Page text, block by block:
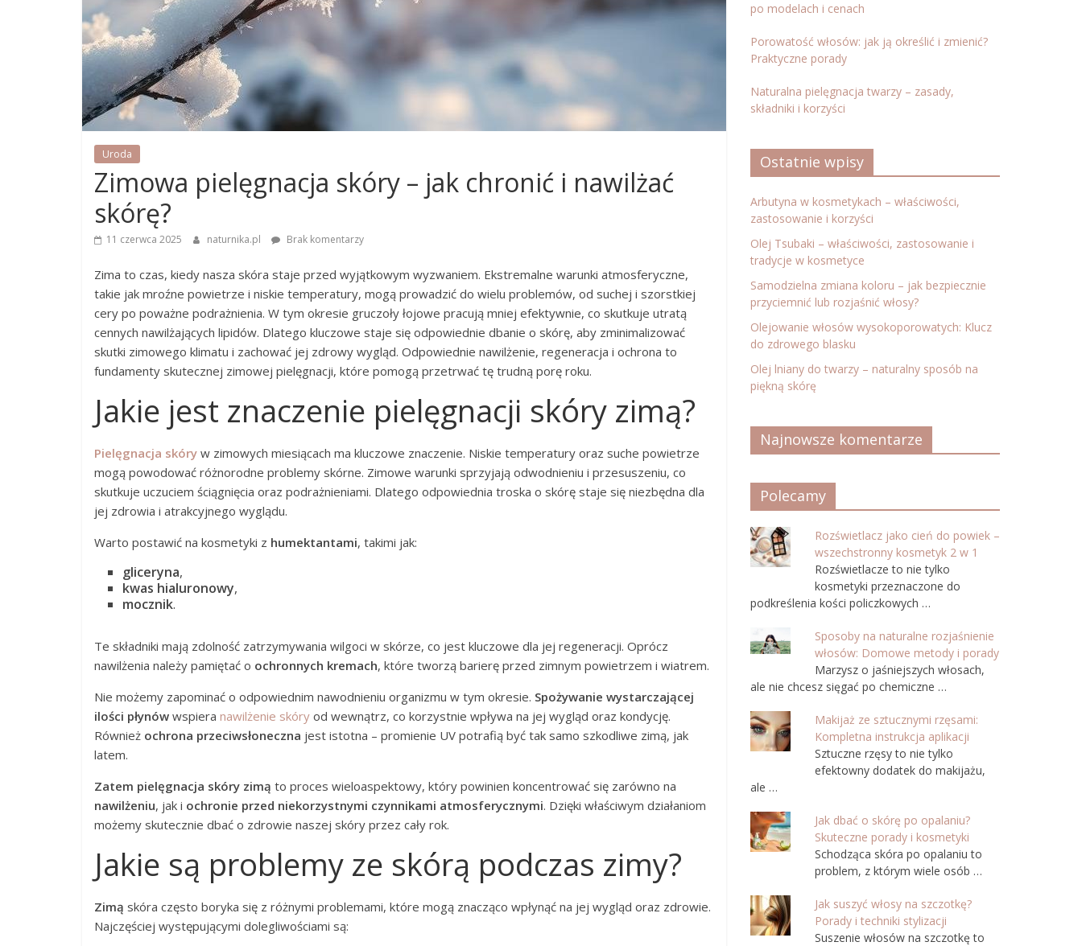
Uroda
Zimowa pielęgnacja skóry – jak chronić i nawilżać
skórę?
11 czerwca 2025 naturnika.pl Brak komentarzy
Zima to czas, kiedy nasza skóra staje przed wyjątkowym wyzwaniem. Ekstremalne warunki atmosferyczne,
takie jak mroźne powietrze i niskie temperatury, mogą prowadzić do wielu problemów, od suchej i szorstkiej
cery po poważne podrażnienia. W tym okresie gruczoły łojowe pracują mniej efektywnie, co skutkuje utratą
cennych nawilżających lipidów. Dlatego kluczowe staje się odpowiednie dbanie o skórę, aby zminimalizować
skutki zimowego klimatu i zachować jej zdrowy wygląd. Odpowiednie nawilżenie, regeneracja i ochrona to
fundamenty skutecznej zimowej pielęgnacji, które pomogą przetrwać tę trudną porę roku.
Jakie jest znaczenie pielęgnacji skóry zimą?
Pielęgnacja skóry w zimowych miesiącach ma kluczowe znaczenie. Niskie temperatury oraz suche powietrze
mogą powodować różnorodne problemy skórne. Zimowe warunki sprzyjają odwodnieniu i przesuszeniu, co
skutkuje uczuciem ściągnięcia oraz podrażnieniami. Dlatego odpowiednia troska o skórę staje się niezbędna dla
jej zdrowia i atrakcyjnego wyglądu.
Warto postawić na kosmetyki z humektantami, takimi jak:
gliceryna,
kwas hialuronowy,
mocznik.
Te składniki mają zdolność zatrzymywania wilgoci w skórze, co jest kluczowe dla jej regeneracji. Oprócz
nawilżenia należy pamiętać o ochronnych kremach, które tworzą barierę przed zimnym powietrzem i wiatrem.
Nie możemy zapominać o odpowiednim nawodnieniu organizmu w tym okresie. Spożywanie wystarczającej
ilości płynów wspiera nawilżenie skóry od wewnątrz, co korzystnie wpływa na jej wygląd oraz kondycję.
Również ochrona przeciwsłoneczna jest istotna – promienie UV potrafią być tak samo szkodliwe zimą, jak
latem.
Zatem pielęgnacja skóry zimą to proces wieloaspektowy, który powinien koncentrować się zarówno na
nawilżeniu, jak i ochronie przed niekorzystnymi czynnikami atmosferycznymi. Dzięki właściwym działaniom
możemy skutecznie dbać o zdrowie naszej skóry przez cały rok.
Jakie są problemy ze skórą podczas zimy?
Zimą skóra często boryka się z różnymi problemami, które mogą znacząco wpłynąć na jej wygląd oraz zdrowie.
Najczęściej występującymi dolegliwościami są:
po modelach i cenach
Porowatość włosów: jak ją określić i zmienić?
Praktyczne porady
Naturalna pielęgnacja twarzy – zasady,
składniki i korzyści
Ostatnie wpisy
Arbutyna w kosmetykach – właściwości,
zastosowanie i korzyści
Olej Tsubaki – właściwości, zastosowanie i
tradycje w kosmetyce
Samodzielna zmiana koloru – jak bezpiecznie
przyciemnić lub rozjaśnić włosy?
Olejowanie włosów wysokoporowatych: Klucz
do zdrowego blasku
Olej lniany do twarzy – naturalny sposób na
piękną skórę
Najnowsze komentarze
Polecamy
Rozświetlacz jako cień do powiek –
wszechstronny kosmetyk 2 w 1
Rozświetlacze to nie tylko
kosmetyki przeznaczone do
podkreślenia kości policzkowych …
Sposoby na naturalne rozjaśnienie
włosów: Domowe metody i porady
Marzysz o jaśniejszych włosach,
ale nie chcesz sięgać po chemiczne …
Makijaż ze sztucznymi rzęsami:
Kompletna instrukcja aplikacji
Sztuczne rzęsy to nie tylko
efektowny dodatek do makijażu,
ale …
Jak dbać o skórę po opalaniu?
Skuteczne porady i kosmetyki
Schodząca skóra po opalaniu to
problem, z którym wiele osób …
Jak suszyć włosy na szczotkę?
Porady i techniki stylizacji
Suszenie włosów na szczotkę to